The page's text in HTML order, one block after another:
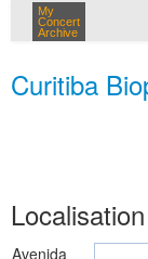
My
Concert
Archive
Curitiba
Localisation
Avenida